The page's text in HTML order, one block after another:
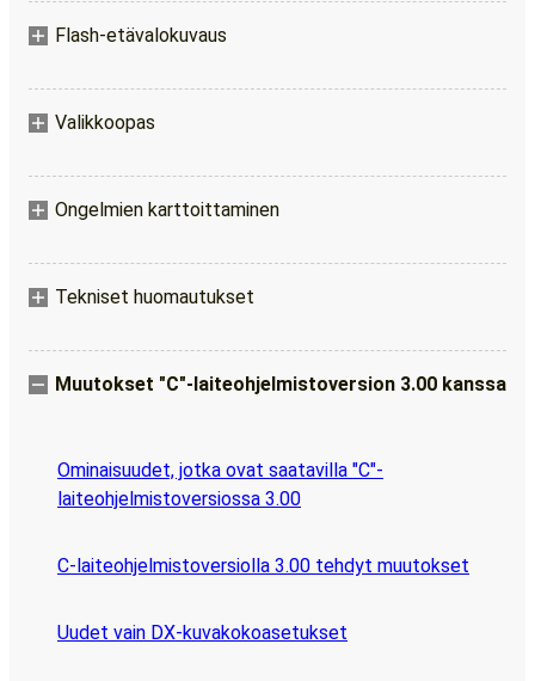
Flash-etävalokuvaus
Valikkoopas
Ongelmien karttoittaminen
Tekniset huomautukset
Muutokset "C"-laiteohjelmistoversion 3.00 kanssa
Ominaisuudet, jotka ovat saatavilla "C"-
laiteohjelmistoversiossa 3.00
C-laiteohjelmistoversiolla 3.00 tehdyt muutokset
Uudet vain DX-kuvakokoasetukset